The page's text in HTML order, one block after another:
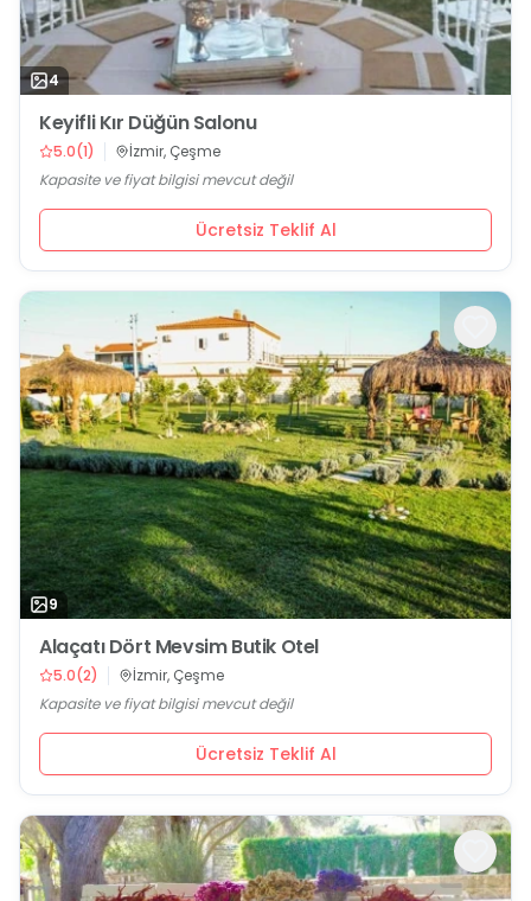
4
Keyifli Kır Düğün Salonu
5.0(1)
İzmir, Çeşme
Kapasite ve fiyat bilgisi mevcut değil
Ücretsiz Teklif Al
9
Alaçatı Dört Mevsim Butik Otel
5.0(2)
İzmir, Çeşme
Kapasite ve fiyat bilgisi mevcut değil
Ücretsiz Teklif Al